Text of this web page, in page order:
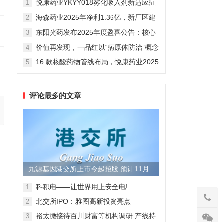
1
悦康药业YKYY018雾化吸入剂新适应症
感染防治
2
海森药业2025年净利1.36亿，新厂区建
3
东阳光药发布2025年度盈喜公告：核心
维度
4
价值再发现，一品红以“病原体防治”概念
5
16 款核酸药物管线布局，悦康药业2025
评论最多的文章
九源基因港交所上市今起招股 预计11月
28日上市
1 科积电——让世界用上安全电!
2 北交所IPO：雅图高新投资亮点
3
裕太微接待百川财富等机构调研 产线持